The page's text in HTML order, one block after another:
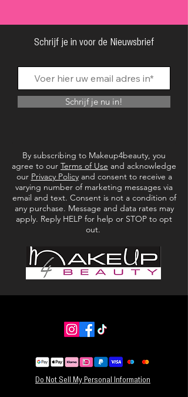
Schrijf je in voor de Nieuwsbrief
Schrijf je nu in!
By subscribing to Makeup4beauty, you
agree to our Terms of Use and acknowledge
our Privacy Policyand consent to receive a
varying number of marketing messages via
email and text. Consent is not a condition of
any purchase. Message and data rates may
apply. Reply HELP for help or STOP to opt
out.
Do Not Sell My Personal Information